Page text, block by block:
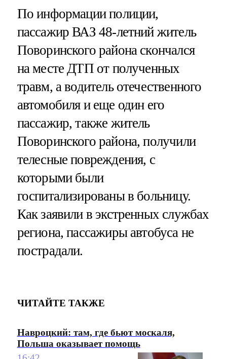
По информации полиции,
пассажир ВАЗ 48-летний житель
Поворинского района скончался
на месте ДТП от полученных
травм, а водитель отечественного
автомобиля и еще один его
пассажир, также житель
Поворинского района, получили
телесные повреждения, с
которыми были
госпитализированы в больницу.
Как заявили в экстренных службах
региона, пассажиры автобуса не
пострадали.
ЧИТАЙТЕ ТАКЖЕ
Навроцкий: там, где бьют москаля,
Польша оказывает помощь